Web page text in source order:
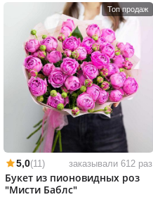
Топ продаж
5,0(11) заказывали 612 раз
Букет из пионовидных роз
"Мисти Баблс"